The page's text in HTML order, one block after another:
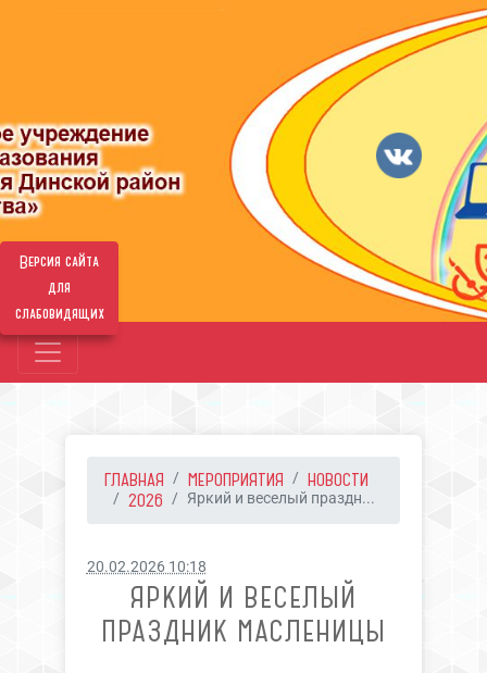
Версия сайта
для
слабовидящих
ГЛАВНАЯ МЕРОПРИЯТИЯ
НОВОСТИ
2026
Яркий и веселый праздн...
20.02.2026 10:18
ЯРКИЙ И ВЕСЕЛЫЙ
ПРАЗДНИК МАСЛЕНИЦЫ